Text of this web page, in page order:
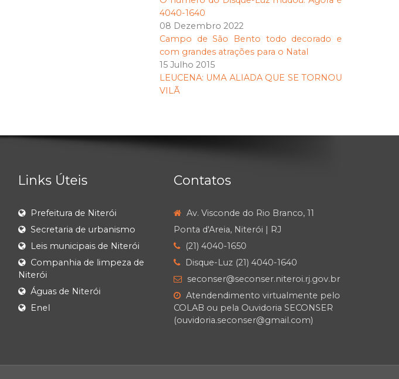
4040-1640
08 Dezembro 2022
Campo de São Bento todo decorado e
com grandes atrações para o Natal
15 Julho 2015
LEUCENA: UMA ALIADA QUE SE TORNOU
VILÃ
Links Úteis
Prefeitura de Niterói
Secretaria de urbanismo
Leis municipais de Niterói
Companhia de limpeza de
Niterói
Águas de Niterói
Enel
Contatos
Av. Visconde do Rio Branco, 11
Ponta d'Areia, Niterói | RJ
(21) 4040-1650
Disque-Luz (21) 4040-1640
seconser@seconser.niteroi.rj.gov.br
Atendendimento virtualmente pelo
COLAB ou pela Ouvidoria SECONSER
(ouvidoria.seconser@gmail.com)